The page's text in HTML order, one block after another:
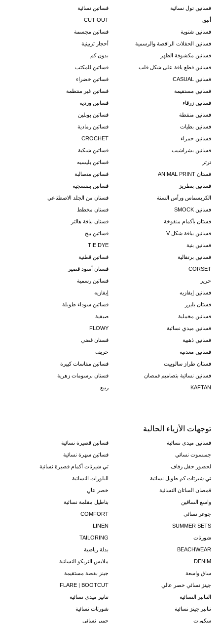
فساتين تول نسائية
فساتين نسائية
أنيق
CUT OUT
فساتين شتوية
فساتين مجسمة
فساتين الحفلات الراقصة والرسمية
أحجار تزيينية
فساتين مكشوفة الظهر
بدون كم
فساتين قطع ياقة على شكل قلب
فساتين للمكتب
فساتين CASUAL
فساتين خضراء
فساتين مستقيمة
فساتين غير منتظمة
فساتين زرقاء
فساتين وردية
فساتين منقطة
فساتين بوبلين
فساتين بطيات
فساتين رمادية
فساتين حمراء
CROCHET
فساتين بشراشيب
فساتين شبكية
ترتر
فساتين بليسيه
فستان ANIMAL PRINT
فساتين متصالبة
فساتين بتطريز
فساتين بنفسجية
الكريسماس ورأس السنة
فستان من الجلد الاصطناعي
فساتين SMOCK
فستان مخطط
فستان بأكمام منفوخة
فستان بياقة هالتر
فساتين بياقة شكل V
فساتين بيج
فساتين بنية
TIE DYE
فساتين برتقالية
فساتين قطنية
CORSET
فستان أسود قصير
حرير
فساتين رسمية
فساتين إيفازيه
إيفازيه
فستان بليزر
فساتين سوداء طويلة
فساتين مخملية
صيفية
فساتين ميدي نسائية
FLOWY
فساتين ذهبية
فستان فضي
فساتين معدنية
خريف
فستان طراز سالوبيت
فساتين مقاسات كبيرة
فساتين نسائية بتصاميم قمصان
فستان برسومات زهرية
KAFTAN
ربيع
توجهات الأزياء الحالية
فساتين ميدي نسائية
فساتين قصيرة نسائية
جمبسوت نسائي
فساتين سهرة نسائية
لحضور حفل زفاف
تي شيرتات أكمام قصيرة نسائية
تي شيرتات كم طويل نسائية
البلوزات النسائية
قمصان الساتان النسائية
خصر عالٍ
واسع الساقين
بناطيل مقلمة نسائية
جوغر نسائي
COMFORT
SUMMER SETS
LINEN
شورتات
TAILORING
BEACHWEAR
بدلة رياضية
DENIM
ملابس التريكو النسائية
ساق واسعة
جينز بقصة مستقيمة
جينز نسائي خصر عالي
FLARE | BOOTCUT
التنانير النسائية
تنانير ميدي نسائية
تنانير جينز نسائية
شورتات نسائية
سكورت
جمبر نسائي